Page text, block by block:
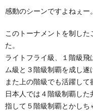
感動のシーンですよねぇー。
このトーナメントを制し
た。
ライトフライ級、１階級
ム級と３階級制覇を成し遂
また上の階級でも活躍して
日本人では４階級制覇し
指して５階級制覇とかしち